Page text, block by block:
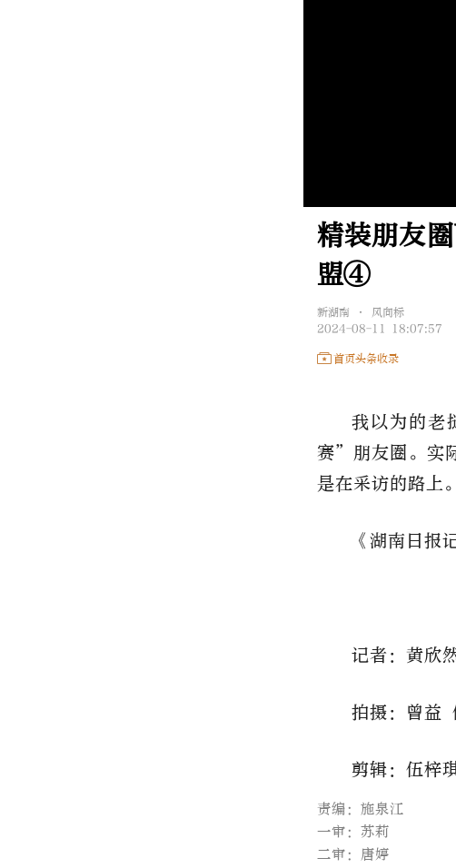
精装朋友
盟④
新湖南 • 风向标
2024-08-11 18:07:57
首页头条收录
我以为的老
赛”朋友圈。实
是在采访的路上。
《湖南日报
记者：黄欣
拍摄：曾益
剪辑：伍梓
责编：施泉江
一审：苏莉
二审：唐婷